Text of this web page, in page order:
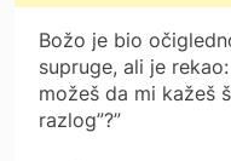
Božo je bio
supruge, ali je
možeš da mi kažeš
razlog”?”